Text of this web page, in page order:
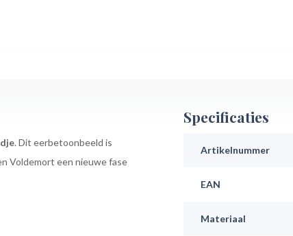
. Dit eerbetoonbeeld is
Voldemort een nieuwe fase
Specificaties
Artikelnummer
EAN
Materiaal